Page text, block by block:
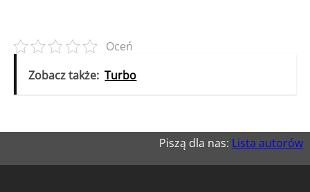
Oceń
Zobacz także: Turbo
Piszą dla nas: Lista autorów